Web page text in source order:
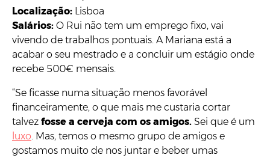
Localização: Lisboa
Salários: O Rui não tem um emprego fixo, vai
vivendo de trabalhos pontuais. A Mariana está a
acabar o seu mestrado e a concluir um estágio onde
recebe 500€ mensais.
“Se ficasse numa situação menos favorável
financeiramente, o que mais me custaria cortar
talvez fosse a cerveja com os amigos. Sei que é um
luxo. Mas, temos o mesmo grupo de amigos e
gostamos muito de nos juntar e beber umas